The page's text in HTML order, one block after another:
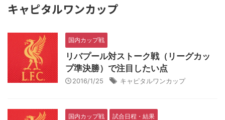
キャピタルワンカップ
国内カップ戦
リバプール対ストーク戦（リーグカッ
プ準決勝）で注目したい点
2016/1/25 キャピタルワンカップ
国内カップ戦 試合日程・結果